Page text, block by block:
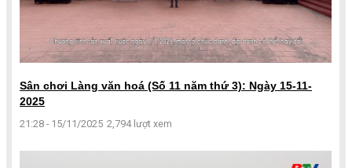
Sân chơi Làng văn hoá (Số 11 năm thứ 3): Ngày 15-11-
2025
21:28 - 15/11/2025 2,794 lượt xem